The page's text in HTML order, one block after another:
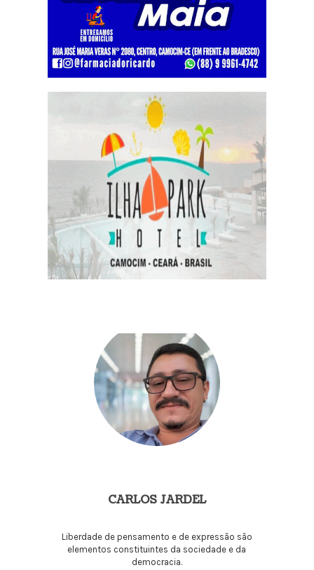
CARLOS JARDEL
Liberdade de pensamento e de expressão são
elementos constituintes da sociedade e da
democracia.